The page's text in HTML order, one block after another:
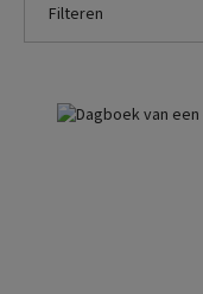
Filteren